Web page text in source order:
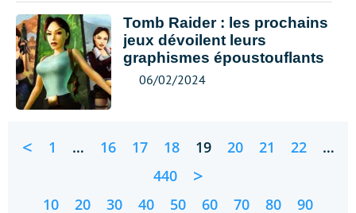
Tomb Raider : les prochains
jeux dévoilent leurs
graphismes époustouflants
06/02/2024
< 1 … 16 17 18 19 20 21 22
…
440
>
10 20 30 40 50 60 70 80
90